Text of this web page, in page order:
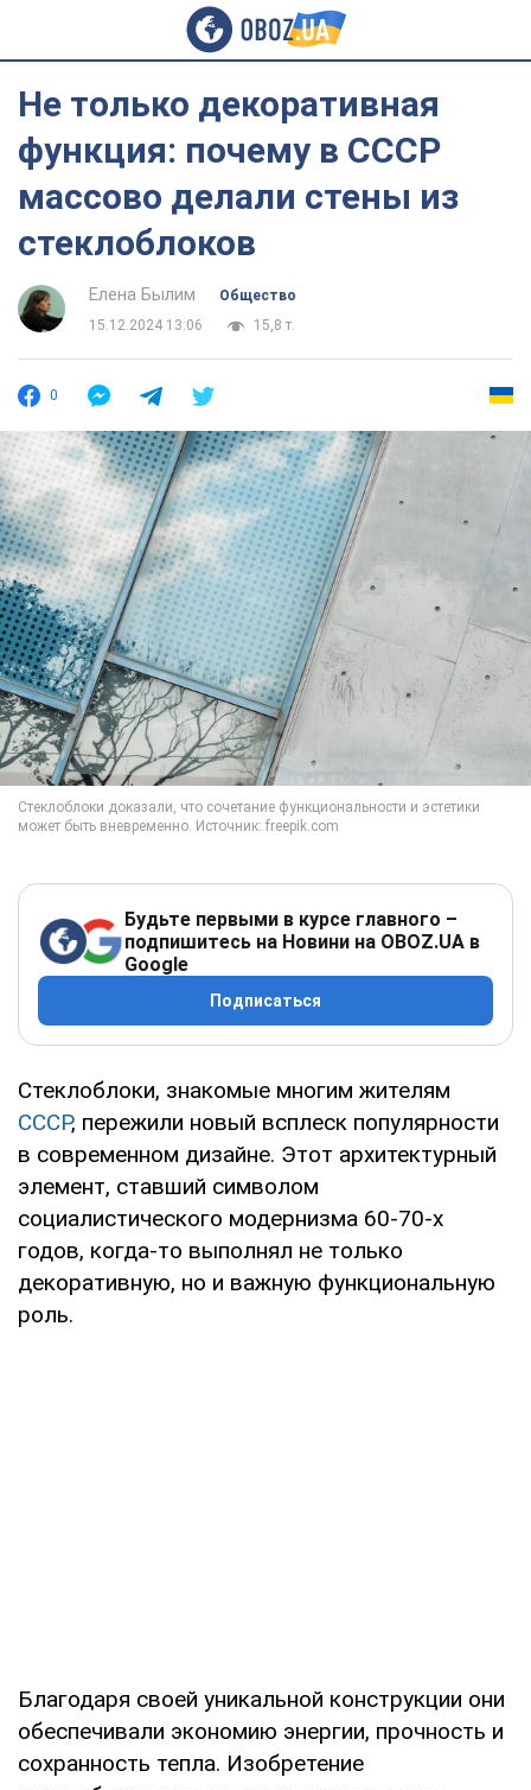
Не только декоративная
функция: почему в СССР
массово делали стены из
стеклоблоков
Елена Былим
Общество
15.12.2024 13:06
15,8 т.
0
Будьте первыми в курсе главного –
подпишитесь на Новини на OBOZ.UA в
Google
Подписаться
Стеклоблоки, знакомые многим жителям
СССР, пережили новый всплеск популярности
в современном дизайне. Этот архитектурный
элемент, ставший символом
социалистического модернизма 60-70-х
годов, когда-то выполнял не только
декоративную, но и важную функциональную
роль.
Благодаря своей уникальной конструкции они
обеспечивали экономию энергии, прочность и
сохранность тепла. Изобретение